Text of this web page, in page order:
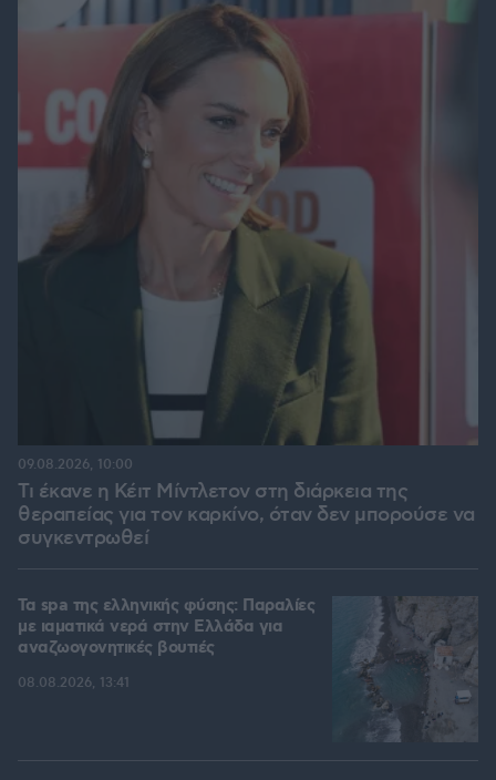
Τι έκανε η Κέιτ Μίντλετον στη διάρκεια της
θεραπείας για τον καρκίνο, όταν δεν μπορούσε να
συγκεντρωθεί
09.08.2026, 10:00
Τα spa της ελληνικής φύσης: Παραλίες
με ιαματικά νερά στην Ελλάδα για
αναζωογονητικές βουτιές
08.08.2026, 13:41